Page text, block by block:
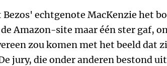
echtgenote MacKenzie het
Amazon-site maar één ster gaf,
zou komen met het beeld dat
jury, die onder anderen bestond uit